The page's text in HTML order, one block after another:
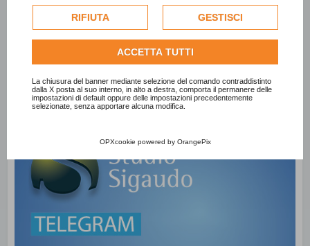
dell'utente e, se consentito, potrebbero essere utilizzati
per personalizzare gli annunci pubblicitari. Per ulteriori
informazioni su come Google utilizza i dati raccolti,
politica sulla privacy di Google
Consulta l'informativa cookie completa.
RIFIUTA GESTISCI
ACCETTA TUTTI
La chiusura del banner mediante selezione del comando contraddistinto
dalla X posta al suo interno, in alto a destra, comporta il permanere delle
impostazioni di default oppure delle impostazioni precedentemente
selezionate, senza apportare alcuna modifica.
OPXcookie powered by OrangePix